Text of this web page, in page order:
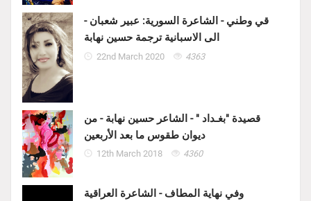
قي وطني - الشاعرة السورية: عبير شعبان -
الى الاسبانية ترجمة حسين نهابة
22nd March 2020 4363
قصيدة "بغـداد " - الشاعر حسين نهابة - من
ديوان طقوس ما بعد الأربعين
12th March 2018 4360
وفي نهاية المطاف - الشاعرة العراقية